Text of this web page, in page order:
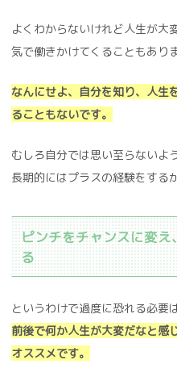
よくわからないけれど人生が大
気で働きかけてくることもありま
なんにせよ、自分を知り、人生
ることもないです。
むしろ自分では思い至らないよ
長期的にはプラスの経験をする
ピンチをチャンスに変
る
というわけで過度に恐れる必要
前後で何か人生が大変だなと感
オススメです。